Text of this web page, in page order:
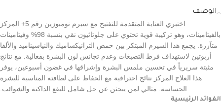
الوصف
اختبري العناية المتقدمة للتفتيح مع سيرم نومبوزين رقم 5+ المركز
بالفيتامينات، وهو تركيبة قوية تحتوي على جلوتاثيون نقي بنسبة 98% وفيتامينات
متآزرة. يجمع هذا السيرم المبتكر بين حمض الترانيكساميك والنياسيناميد والألفا
أربوتين لاستهداف فرط التصبغات وعدم تجانس لون البشرة بفعالية. مع نتائج
مثبتة سريرياً في تحسين ملمس البشرة وإشراقها في غضون أسبوعين، يوفر
هذا العلاج المركز نتائج احترافية مع الحفاظ على لطافته المناسبة للبشرة
الحساسة. مثالي لمن يبحثن عن حل شامل للبقع الداكنة والشوائب.
الفوائد الرئيسية